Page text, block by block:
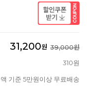
31,200원 39,000원
310원
기준 5만원이상 무료배송